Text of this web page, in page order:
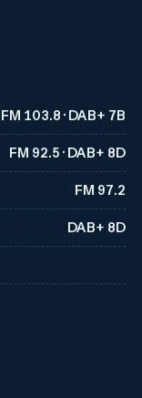
FM 103.8 · DAB+ 7B
FM 92.5 · DAB+ 8D
FM 97.2
DAB+ 8D